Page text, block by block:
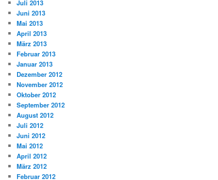
Juli 2013
Juni 2013
Mai 2013
April 2013
März 2013
Februar 2013
Januar 2013
Dezember 2012
November 2012
Oktober 2012
September 2012
August 2012
Juli 2012
Juni 2012
Mai 2012
April 2012
März 2012
Februar 2012